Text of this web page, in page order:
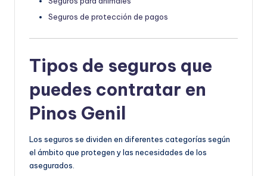
Seguros de protección de pagos
Tipos de seguros que
puedes contratar en
Pinos Genil
Los seguros se dividen en diferentes categorías según
el ámbito que protegen y las necesidades de los
asegurados.